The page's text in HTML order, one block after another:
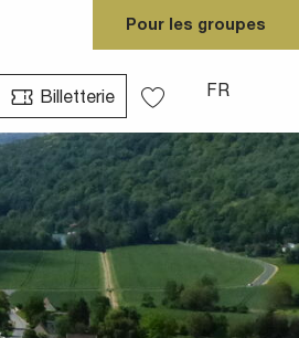
Billetterie
FR
Pour les groupes